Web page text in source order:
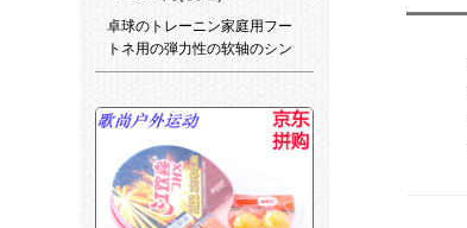
卓球のトレーニン家庭用フー
トネ用の弾力性の软轴のシン
グはボレーの利器を训练しま